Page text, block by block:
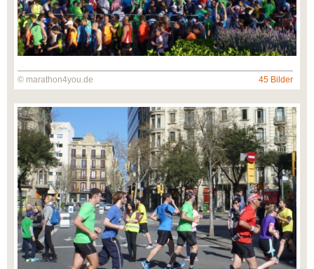
© marathon4you.de 45 Bilder